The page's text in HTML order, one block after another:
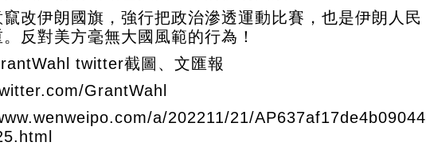
改伊朗國旗，強行把政治滲透運動比賽，也是伊朗人民
反對美方毫無大國風範的行為！
twitter截圖、文匯報
GrantWahl
a/202211/21/AP637af17de4b09044